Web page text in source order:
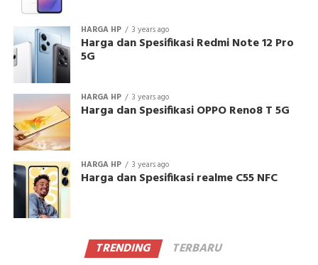
HARGA HP 3 years ago
Harga dan Spesifikasi Redmi Note 12 Pro
5G
HARGA HP 3 years ago
Harga dan Spesifikasi OPPO Reno8 T 5G
HARGA HP 3 years ago
Harga dan Spesifikasi realme C55 NFC
TRENDING TERBARU